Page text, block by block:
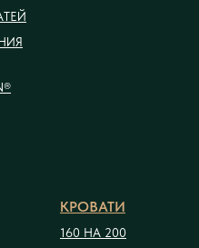
КРОВАТИ
160 НА 200